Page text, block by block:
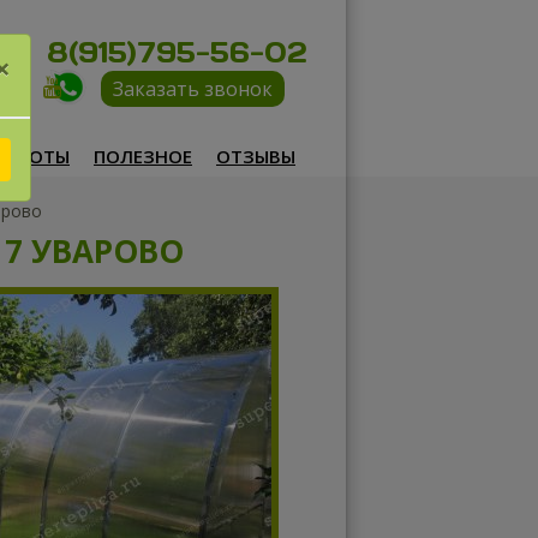
8(915)795-56-02
Заказать звонок
ПОЛЕЗНОЕ ОТЗЫВЫ
УВАРОВО